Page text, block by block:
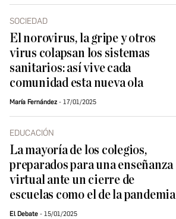
SOCIEDAD
El norovirus, la gripe y otros
virus colapsan los sistemas
sanitarios: así vive cada
comunidad esta nueva ola
María Fernández 17/01/2025
EDUCACIÓN
La mayoría de los colegios,
preparados para una enseñanza
virtual ante un cierre de
escuelas como el de la pandemia
El Debate 15/01/2025